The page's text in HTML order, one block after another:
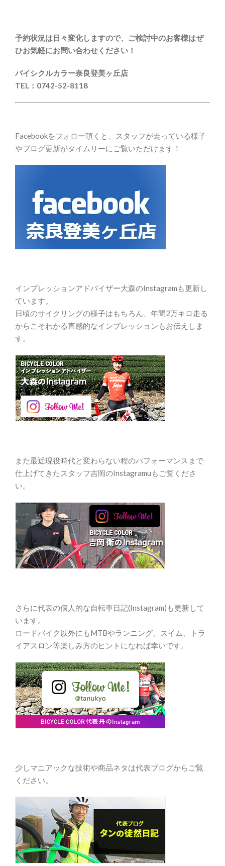
予約状況は日々変化しますので、ご検討中のお客様はぜ
ひお気軽にお問い合わせください！
バイシクルカラー奈良登美ヶ丘店
TEL：0742-52-8118
Facebookをフォロー頂くと、スタッフが走っている様子
やブログ更新がタイムリーにご覧いただけます！
インプレッションアドバイザー大森のInstagramも更新し
ています。
日頃のサイクリングの様子はもちろん、年間2万キロ走る
からこそわかる直感的なインプレッションもお伝えしま
す。
また最近現役時代と変わらない程のパフォーマンスまで
仕上げてきたスタッフ吉岡のInstagramuもご覧くださ
い。
さらに代表の個人的な自転車日記(Instagram)も更新して
います。
ロードバイク以外にもMTBやランニング、スイム、トラ
イアスロン等楽しみ方のヒントになれば幸いです。
少しマニアックな技術や商品ネタは代表ブログからご覧
ください。